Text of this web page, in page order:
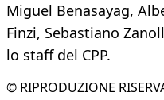
Miguel Benasayag,
Finzi, Sebastiano
lo staff del CPP.
© RIPRODUZIONE